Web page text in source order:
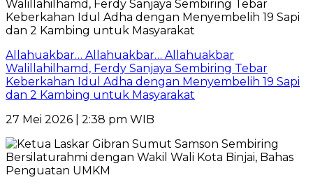
Allahuakbar… Allahuakbar… Allahuakbar
Walillahilhamd, Ferdy Sanjaya Sembiring Tebar
Keberkahan Idul Adha dengan Menyembelih 19 Sapi
dan 2 Kambing untuk Masyarakat
27 Mei 2026 | 2:38 pm WIB